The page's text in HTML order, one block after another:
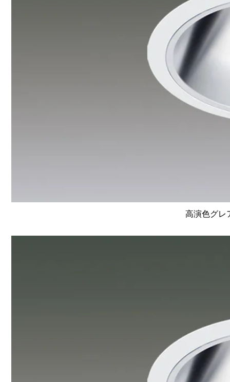
高演色グレ